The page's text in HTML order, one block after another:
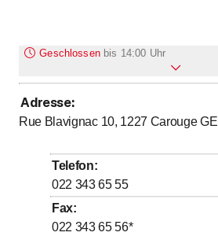
Geschlossen bis 14:00 Uhr
Montag
Dienstag
Mittwoch
Donnerstag
Freitag
Samstag
Adresse:
Rue Blavignac 10, 1227 Carouge GE
Telefon:
022 343 65 55
Fax:
022 343 65 56*